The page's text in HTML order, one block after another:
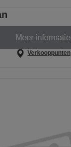
Meer informatie
Verkooppunten